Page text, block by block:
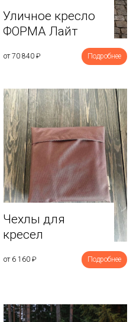
Уличное кресло
ФОРМА Лайт
от 70 840 ₽ Подробнее
Чехлы для
кресел
от 6 160 ₽ Подробнее